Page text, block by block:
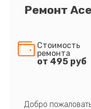
Ремонт
Стоимость
ремонта
от 495 руб
Добро